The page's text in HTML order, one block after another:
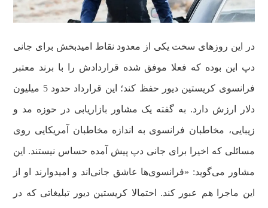
در این روزهای سخت یکی از معدود نقاط امیدبخش برای جانی
دپ این بوده که فعلا موفق شده قراردادش را با برند معتبر
فرانسوی کریستین دیور حفظ کند؛ این قرارداد حدود 5 میلیون
دلار ارزش دارد. به گفته یک مشاور بازاریابی در حوزه مد و
زیبایی، مخاطبان فرانسوی به اندازه مخاطبان آمریکایی روی
مسائلی که اخیرا برای جانی دپ پیش آمده حساس نیستند. این
مشاور می‌گوید: «فرانسوی‌ها عاشق جانی‌اند و امیدوارند او از
این ماجرا هم عبور کند. احتمالا کریستین دیور تبلیغاتی که در